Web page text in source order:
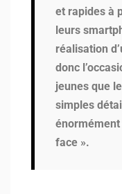
et rapides à
leurs
réalisation
donc
jeunes que
simples
face ».